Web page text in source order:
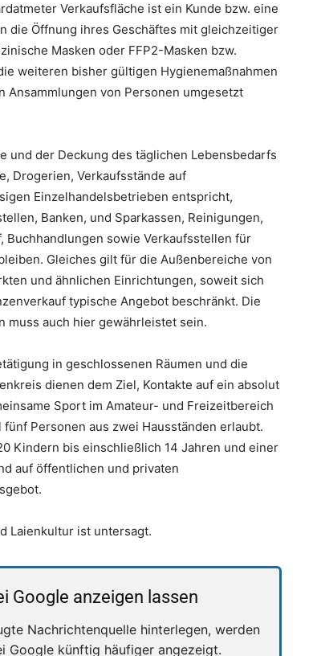
Verkaufsfläche ist ein Kunde bzw. eine
die Öffnung ihres Geschäftes mit gleichzeitiger
Masken oder FFP2-Masken bzw.
weiteren bisher gültigen Hygienemaßnahmen
Ansammlungen von Personen umgesetzt
und der Deckung des täglichen Lebensbedarfs
Drogerien, Verkaufsstände auf
Einzelhandelsbetrieben entspricht,
Banken, und Sparkassen, Reinigungen,
sowie Verkaufsstellen für
Gleiches gilt für die Außenbereiche von
und ähnlichen Einrichtungen, soweit sich
typische Angebot beschränkt. Die
muss auch hier gewährleistet sein.
in geschlossenen Räumen und die
dienen dem Ziel, Kontakte auf ein absolut
Sport im Amateur- und Freizeitbereich
Personen aus zwei Hausständen erlaubt.
Kindern bis einschließlich 14 Jahren und einer
auf öffentlichen und privaten
Laienkultur ist untersagt.
Google anzeigen lassen
Nachrichtenquelle hinterlegen, werden
Google künftig häufiger angezeigt.